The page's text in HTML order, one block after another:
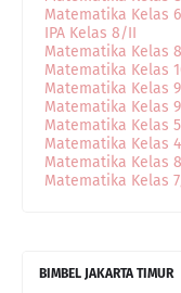
Matematika Kelas
IPA Kelas 8/II
Matematika Kelas
Matematika Kelas
Matematika Kelas
Matematika Kelas
Matematika Kelas
Matematika Kelas
Matematika Kelas
Matematika Kelas
BIMBEL JAKARTA TIMUR